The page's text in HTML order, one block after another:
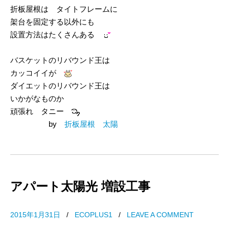
折板屋根は タイトフレームに
架台を固定する以外にも
設置方法はたくさんある
バスケットのリバウンド王は
カッコイイが
ダイエットのリバウンド王は
いかがなものか
頑張れ タニー
by 折板屋根 太陽
アパート太陽光 増設工事
2015年1月31日 / ECOPLUS1 / LEAVE A COMMENT